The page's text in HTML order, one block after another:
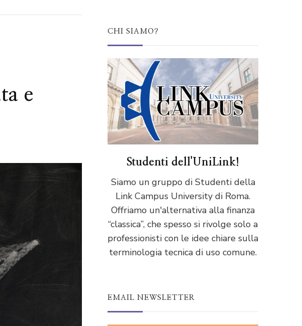
e
CHI SIAMO?
Studenti dell'UniLink!
Siamo un gruppo di Studenti della
Link Campus University di Roma.
Offriamo un'alternativa alla finanza
“classica”, che spesso si rivolge solo a
professionisti con le idee chiare sulla
terminologia tecnica di uso comune.
EMAIL NEWSLETTER